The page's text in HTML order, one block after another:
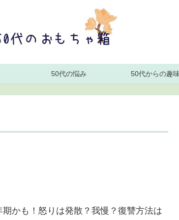
50代の悩み 50代からの趣
かも！怒りは発散？我慢？復讐方法は